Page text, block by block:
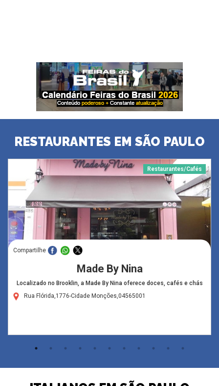
RESTAURANTES EM SÃO PAULO
Restaurantes/Cafés
Compartilhe
Made By Nina
Localizado no Brooklin, a Made By Nina oferece doces, cafés e chás
Rua Flórida,1776-Cidade Monções,04565001